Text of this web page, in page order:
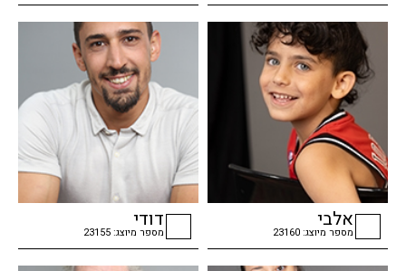
checkbox
checkbox
checkbox
אלבי
מספר מיוצג: 23160
checkbox
דודי
מספר מיוצג: 23155